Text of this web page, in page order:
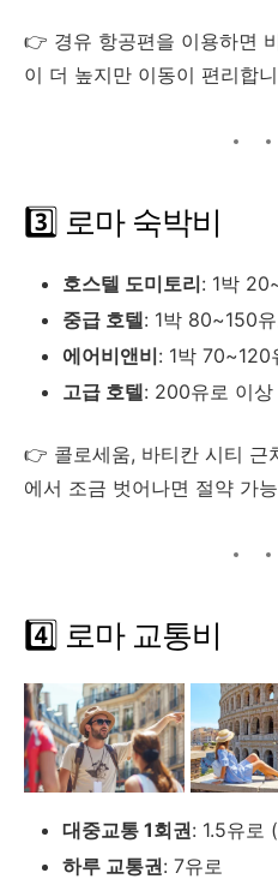
👉 경유 항공편을 이용하면
이 더 높지만 이동이 편리합
3️⃣ 로마 숙박비
호스텔 도미토리: 1박
중급 호텔: 1박 80~150
에어비앤비: 1박 70~120
고급 호텔: 200유로 이상
👉 콜로세움, 바티칸 시티 근
에서 조금 벗어나면 절약 가
4️⃣ 로마 교통비
대중교통 1회권: 1.5유로
하루 교통권: 7유로